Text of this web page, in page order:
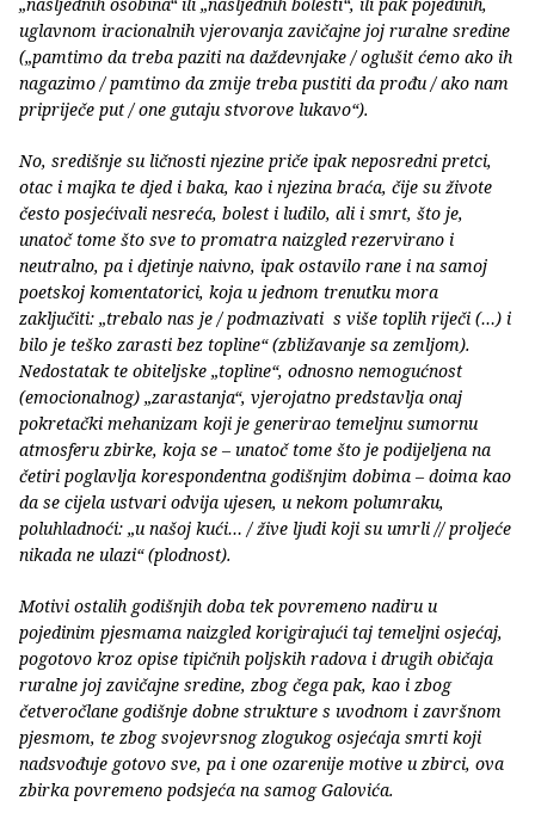
uglavnom iracionalnih vjerovanja zavičajne joj ruralne sredine
(„pamtimo da treba paziti na daždevnjake / oglušit ćemo ako ih
nagazimo / pamtimo da zmije treba pustiti da prođu / ako nam
pripriječe put / one gutaju stvorove lukavo“).
No, središnje su ličnosti njezine priče ipak neposredni pretci,
otac i majka te djed i baka, kao i njezina braća, čije su živote
često posjećivali nesreća, bolest i ludilo, ali i smrt, što je,
unatoč tome što sve to promatra naizgled rezervirano i
neutralno, pa i djetinje naivno, ipak ostavilo rane i na samoj
poetskoj komentatorici, koja u jednom trenutku mora
zaključiti: „trebalo nas je / podmazivati s više toplih riječi (…) i
bilo je teško zarasti bez topline“ (zbližavanje sa zemljom).
Nedostatak te obiteljske „topline“, odnosno nemogućnost
(emocionalnog) „zarastanja“, vjerojatno predstavlja onaj
pokretački mehanizam koji je generirao temeljnu sumornu
atmosferu zbirke, koja se – unatoč tome što je podijeljena na
četiri poglavlja korespondentna godišnjim dobima – doima kao
da se cijela ustvari odvija ujesen, u nekom polumraku,
poluhladnoći: „u našoj kući… / žive ljudi koji su umrli // proljeće
nikada ne ulazi“ (plodnost).
Motivi ostalih godišnjih doba tek povremeno nadiru u
pojedinim pjesmama naizgled korigirajući taj temeljni osjećaj,
pogotovo kroz opise tipičnih poljskih radova i drugih običaja
ruralne joj zavičajne sredine, zbog čega pak, kao i zbog
četveročlane godišnje dobne strukture s uvodnom i završnom
pjesmom, te zbog svojevrsnog zlogukog osjećaja smrti koji
nadsvođuje gotovo sve, pa i one ozarenije motive u zbirci, ova
zbirka povremeno podsjeća na samog Galovića.